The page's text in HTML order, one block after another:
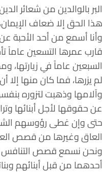
البر بالوالدين من شعائر
هذا الحق إلا ضعاف
وأنا أسمع من أحد الأحبة
قارب عمرها التسعين عاماً
السبعين عاماً في
لم يزرها، فما كان منها
وآلامها وذهبت لتزوره
عن حقوقها لأجل أبنائها
حتى وإن غطى رؤوسهم
العاق وغيرها من قصص
ونحن نسمع قصص التنافس
أحدهما من قبل أبنائهم